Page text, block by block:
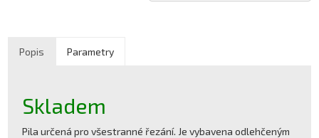
Popis Parametry
Skladem
Pila určená pro všestranné řezání. Je vybavena odlehčeným